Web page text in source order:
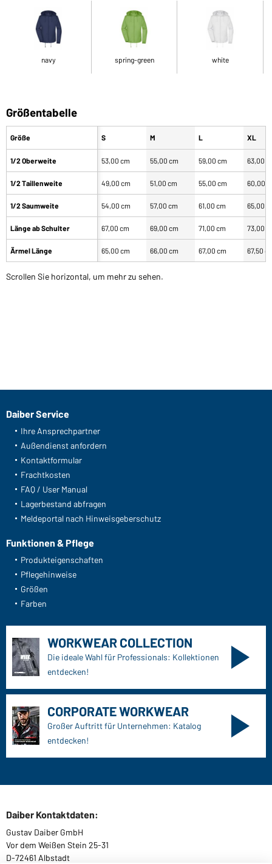
navy spring-green white
Größentabelle
Größe
1/2 Oberweite
1/2 Taillenweite
1/2 Saumweite
Länge ab Schulter
Ärmel Länge
S M L XL
53,00 cm 55,00 cm 59,00 cm 63,00
49,00 cm 51,00 cm 55,00 cm 60,00
54,00 cm 57,00 cm 61,00 cm 65,00
67,00 cm 69,00 cm 71,00 cm 73,00
65,00 cm 66,00 cm 67,00 cm 67,50
Scrollen Sie horizontal, um mehr zu sehen.
Daiber Service
Ihre Ansprechpartner
Außendienst anfordern
Kontaktformular
Frachtkosten
FAQ / User Manual
Lagerbestand abfragen
Meldeportal nach Hinweisgeberschutz
Funktionen & Pflege
Produkteigenschaften
Pflegehinweise
Größen
Farben
WORKWEAR COLLECTION
Die ideale Wahl für Professionals: Kollektionen
entdecken!
CORPORATE WORKWEAR
Großer Auftritt für Unternehmen: Katalog
entdecken!
Daiber Kontaktdaten:
Gustav Daiber GmbH
Vor dem Weißen Stein 25-31
D-72461 Albstadt